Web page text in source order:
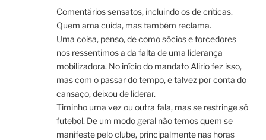
Comentários sensatos, incluindo os de críticas.
Quem ama cuida, mas também reclama.
Uma coisa, penso, de como sócios e torcedores
nos ressentimos a da falta de uma liderança
mobilizadora. No início do mandato Alirio fez isso,
mas com o passar do tempo, e talvez por conta do
cansaço, deixou de liderar.
Timinho uma vez ou outra fala, mas se restringe só
futebol. De um modo geral não temos quem se
manifeste pelo clube, principalmente nas horas